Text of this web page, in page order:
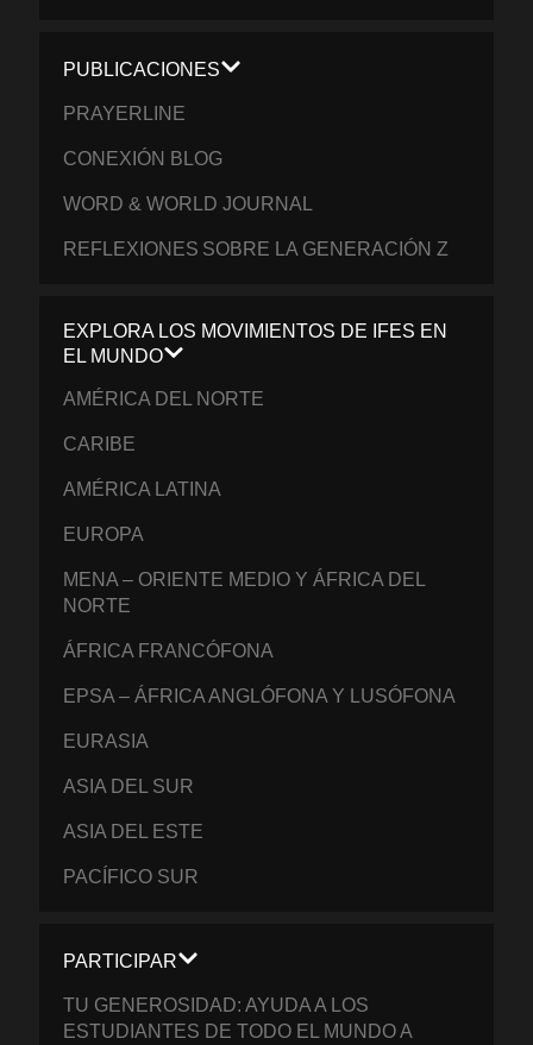
PUBLICACIONES
PRAYERLINE
CONEXIÓN BLOG
WORD & WORLD JOURNAL
REFLEXIONES SOBRE LA GENERACIÓN Z
EXPLORA LOS MOVIMIENTOS DE IFES EN
EL MUNDO
AMÉRICA DEL NORTE
CARIBE
AMÉRICA LATINA
EUROPA
MENA – ORIENTE MEDIO Y ÁFRICA DEL
NORTE
ÁFRICA FRANCÓFONA
EPSA – ÁFRICA ANGLÓFONA Y LUSÓFONA
EURASIA
ASIA DEL SUR
ASIA DEL ESTE
PACÍFICO SUR
PARTICIPAR
TU GENEROSIDAD: AYUDA A LOS
ESTUDIANTES DE TODO EL MUNDO A